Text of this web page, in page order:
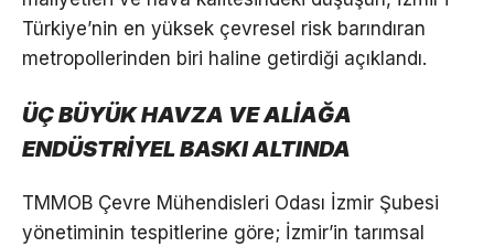
Türkiye’nin en yüksek çevresel risk barındıran
metropollerinden biri haline getirdiği açıklandı.
ÜÇ BÜYÜK HAVZA VE ALİAĞA
ENDÜSTRİYEL BASKI ALTINDA
TMMOB Çevre Mühendisleri Odası İzmir Şubesi
yönetiminin tespitlerine göre; İzmir’in tarımsal